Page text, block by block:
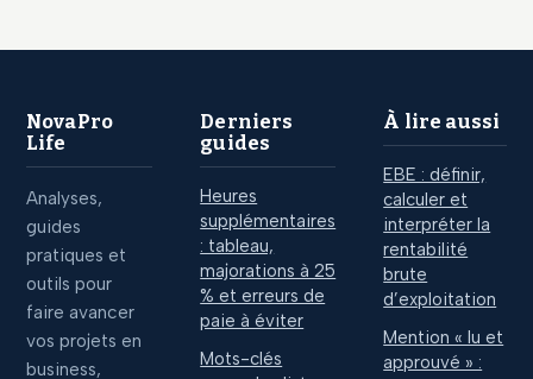
fiscal
NovaPro
Life
Analyses,
guides
pratiques et
outils pour
faire avancer
vos projets en
business,
Derniers
guides
Heures
supplémentaires
: tableau,
majorations à 25
% et erreurs de
paie à éviter
Mots-clés
À lire aussi
EBE : définir,
calculer et
interpréter la
rentabilité
brute
d’exploitation
Mention « lu et
approuvé » :